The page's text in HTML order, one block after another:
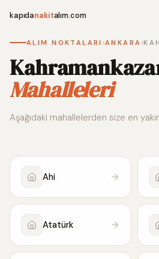
kapıdanakitalım.com
ALIM NOKTALARI ›ANKARA ›
Mahalleleri
Aşağıdaki mahallelerden size en
Ahi
Atatürk